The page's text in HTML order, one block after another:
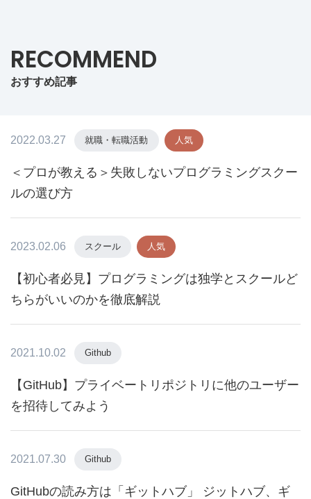
RECOMMEND
おすすめ記事
2022.03.27 就職・転職活動 人気
＜プロが教える＞失敗しないプログラミングスクー
ルの選び方
2023.02.06 スクール 人気
【初心者必見】プログラミングは独学とスクールど
ちらがいいのかを徹底解説
2021.10.02 Github
【GitHub】プライベートリポジトリに他のユーザー
を招待してみよう
2021.07.30 Github
GitHubの読み方は「ギットハブ」 ジットハブ、ギ